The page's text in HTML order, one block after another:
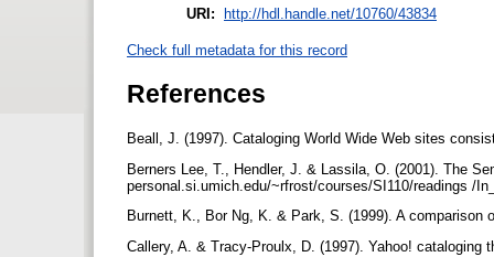
URI: http://hdl.handle.net/10760/43834
Check full metadata for this record
References
Beall, J. (1997). Cataloging World Wide Web sites
Berners Lee, T., Hendler, J. & Lassila, O. (2001). The
personal.si.umich.edu/~rfrost/courses/SI110/readings /
Burnett, K., Bor Ng, K. & Park, S. (1999). A
Callery, A. & Tracy-Proulx, D. (1997). Yahoo!